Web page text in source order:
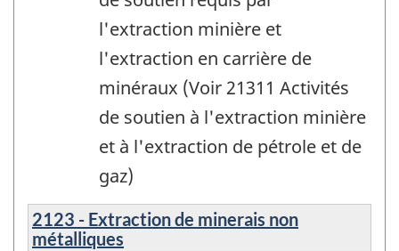
l'extraction minière et
l'extraction en carrière de
minéraux (Voir 21311 Activités
de soutien à l'extraction minière
et à l'extraction de pétrole et de
gaz)
2123 - Extraction de minerais non
métalliques